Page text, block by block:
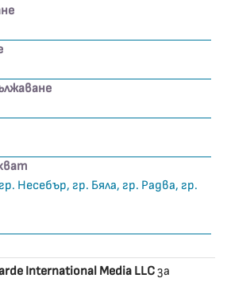
Несебър, гр. Бяла, гр. Радва, гр.
International Media LLCза